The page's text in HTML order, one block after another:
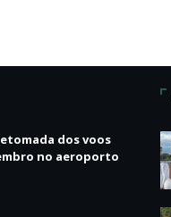
dos voos
no aeroporto